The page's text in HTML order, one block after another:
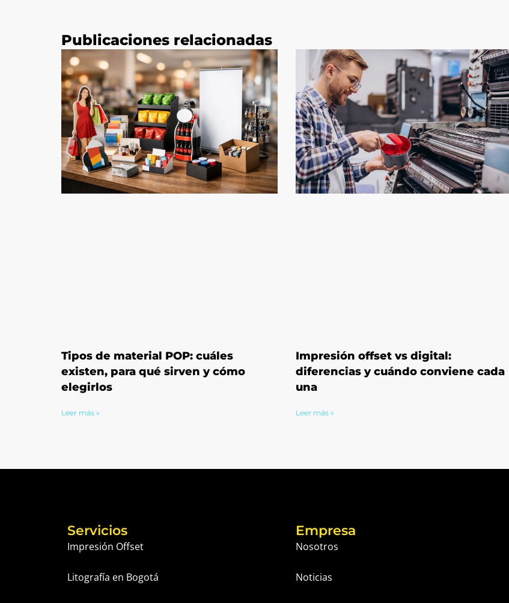
Publicaciones relacionadas
Tipos de material POP: cuáles
existen, para qué sirven y cómo
elegirlos
Leer más »
Impresión offset vs digital:
diferencias y cuándo conviene cada
una
Leer más »
Servicios
Impresión Offset
Litografía en Bogotá
Empresa
Nosotros
Noticias